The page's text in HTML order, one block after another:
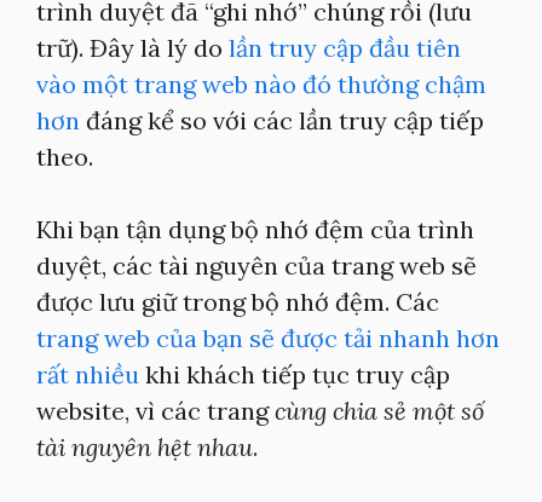
trình duyệt đã “ghi nhớ” chúng rồi (lưu
trữ). Đây là lý do lần truy cập đầu tiên
vào một trang web nào đó thường chậm
hơn đáng kể so với các lần truy cập tiếp
theo.
Khi bạn tận dụng bộ nhớ đệm của trình
duyệt, các tài nguyên của trang web sẽ
được lưu giữ trong bộ nhớ đệm. Các
trang web của bạn sẽ được tải nhanh hơn
rất nhiều khi khách tiếp tục truy cập
website, vì các trangcùng chia sẻ một số
tài nguyên hệt nhau.